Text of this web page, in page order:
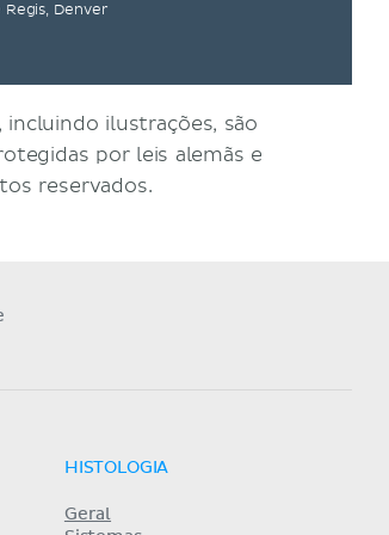
Denver
ilustrações, são
por leis alemãs e
reservados.
HISTOLOGIA
Geral